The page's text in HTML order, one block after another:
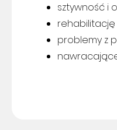
sztywność i
problemy z